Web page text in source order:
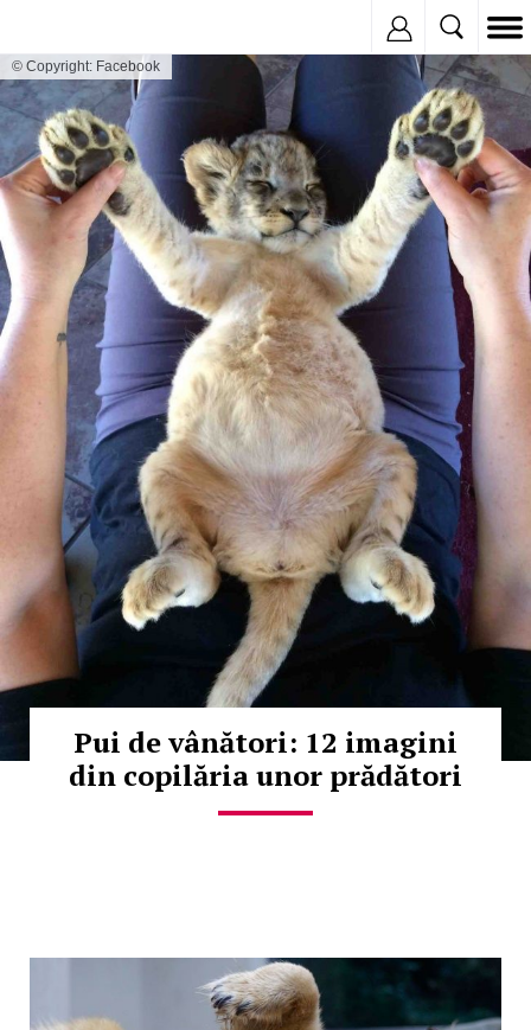
© Copyright: Facebook
Pui de vânători: 12 imagini
din copilăria unor prădători